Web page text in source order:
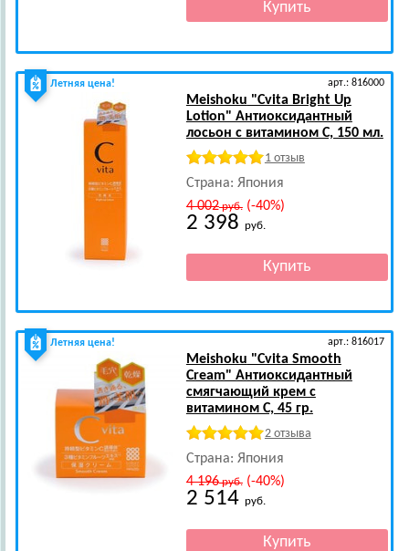
Летняя цена! арт.: 816000
Meishoku "Cvita Bright Up
Lotion" Антиоксидантный
лосьон с витамином С, 150 мл.
1 отзыв
Страна: Япония
4 002руб.(-40%)
2 398 руб.
Летняя цена! арт.: 816017
Meishoku "Cvita Smooth
Cream" Антиоксидантный
смягчающий крем с
витамином С, 45 гр.
2 отзыва
Страна: Япония
4 196руб.(-40%)
2 514 руб.